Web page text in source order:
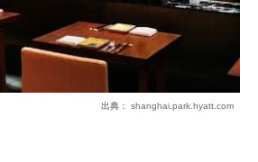
出典： shanghai.park.hyatt.com